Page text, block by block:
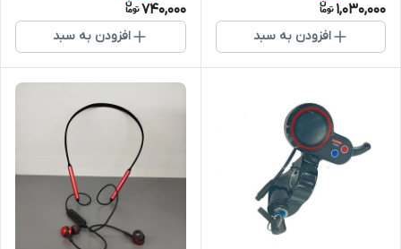
1,030,000
افزودن به سبد
740,000
افزودن به سبد